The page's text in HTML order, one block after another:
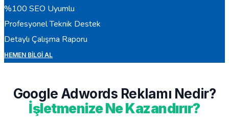
%100 SEO Uyumlu
Profesyonel Teknik Destek
Detaylı Çalışma Raporu
HEMEN BILGI AL
Google Adwords Reklamı Nedir?
İşletmenize Ne Kazandırır?